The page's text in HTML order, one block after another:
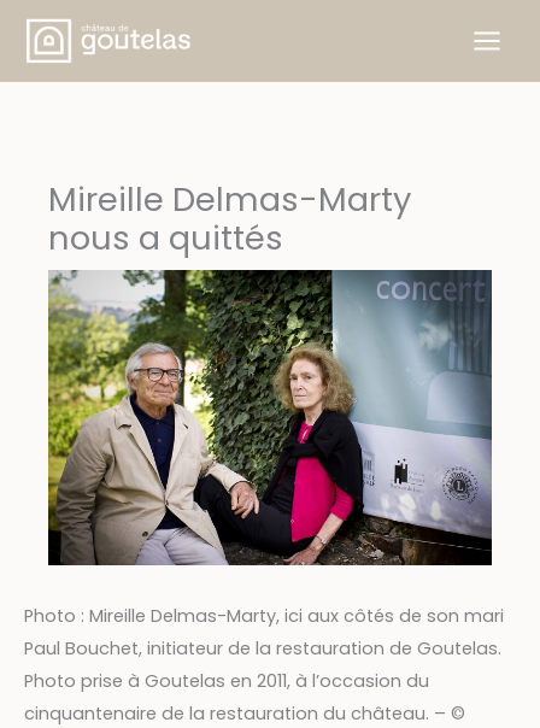
Aller
contenu
Mireille Delmas-Marty
nous a quittés
Photo : Mireille Delmas-Marty, ici aux côtés de son mari
Paul Bouchet, initiateur de la restauration de Goutelas.
Photo prise à Goutelas en 2011, à l’occasion du
cinquantenaire de la restauration du château. – ©